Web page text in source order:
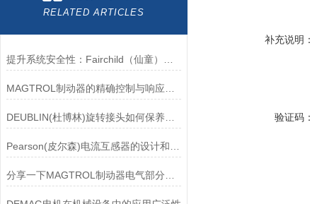
RELATED ARTICLES
DEUBLIN(杜博林)旋转接头如何保养？需要注意哪些事项？
补充说明：
验证码：